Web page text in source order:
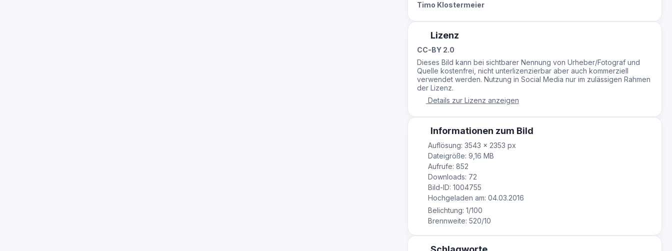
Timo Klostermeier
Lizenz
CC-BY 2.0
Dieses Bild kann bei sichtbarer Nennung von Urheber/Fotograf und
Quelle kostenfrei, nicht unterlizenzierbar aber auch kommerziell
verwendet werden. Nutzung in Social Media nur im zulässigen Rahmen
der Lizenz.
Details zur Lizenz anzeigen
Informationen zum Bild
Auflösung: 3543 × 2353 px
Dateigröße: 9,16 MB
Aufrufe: 852
Downloads: 72
Bild-ID: 1004755
Hochgeladen am: 04.03.2016
Belichtung: 1/100
Brennweite: 520/10